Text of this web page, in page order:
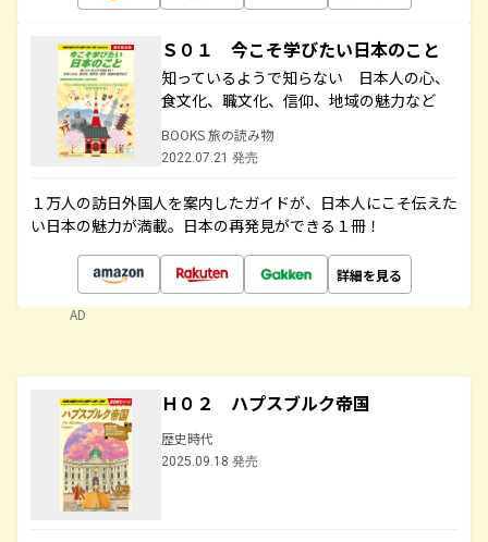
Ｓ０１ 今こそ学びたい日本のこと
知っているようで知らない 日本人の心、
食文化、職文化、信仰、地域の魅力など
BOOKS 旅の読み物
2022.07.21 発売
１万人の訪日外国人を案内したガイドが、日本人にこそ伝えた
い日本の魅力が満載。日本の再発見ができる１冊！
詳細を見る
AD
Ｈ０２ ハプスブルク帝国
歴史時代
2025.09.18 発売